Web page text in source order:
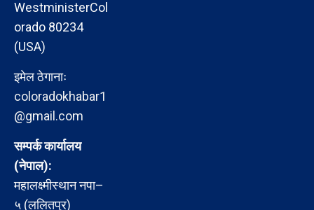
WestministerCol
orado 80234
(USA)
इमेल ठेगानाः
coloradokhabar1
@gmail.com
सम्पर्क कार्यालय
(नेपाल):
महालक्ष्मीस्थान नपा–
५ (ललितपुर)